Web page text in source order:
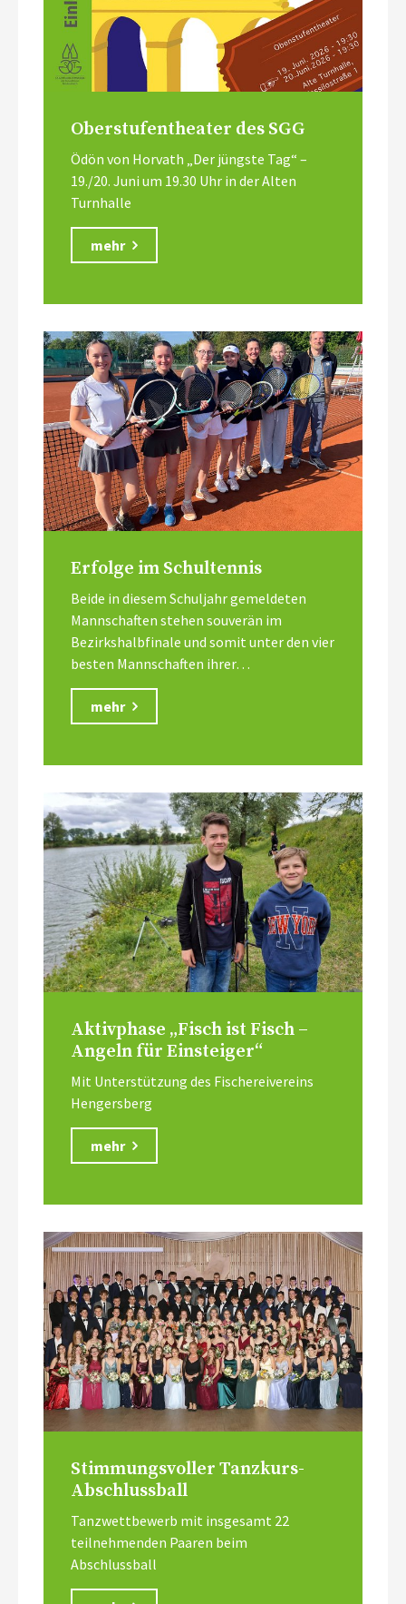
Oberstufentheater des SGG
Ödön von Horvath „Der jüngste Tag“ –
19./20. Juni um 19.30 Uhr in der Alten
Turnhalle
mehr
Erfolge im Schultennis
Beide in diesem Schuljahr gemeldeten
Mannschaften stehen souverän im
Bezirkshalbfinale und somit unter den vier
besten Mannschaften ihrer…
mehr
Aktivphase „Fisch ist Fisch –
Angeln für Einsteiger“
Mit Unterstützung des Fischereivereins
Hengersberg
mehr
Stimmungsvoller Tanzkurs-
Abschlussball
Tanzwettbewerb mit insgesamt 22
teilnehmenden Paaren beim
Abschlussball